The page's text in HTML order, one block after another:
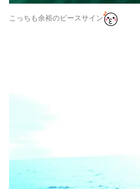
こっちも余裕のピースサイン